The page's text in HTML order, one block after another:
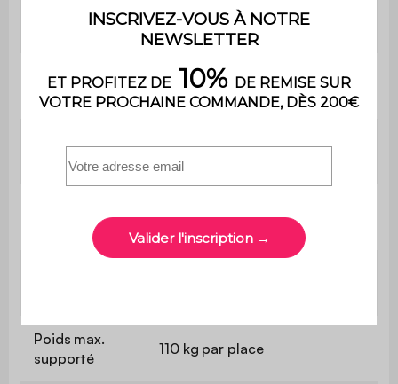
couchage
Occasionnel
Confort du
couchage
Equilibré
Epaisseur du
couchage
20 cm
couchage
184 cm
Poids max.
supporté
110 kg par place